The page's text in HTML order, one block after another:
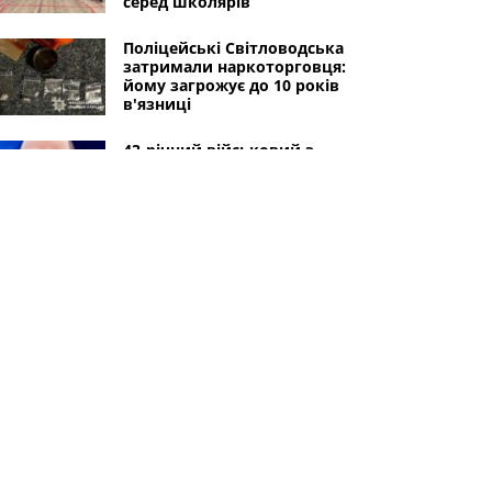
Поліцейські Світловодська
затримали наркоторговця:
йому загрожує до 10 років
в'язниці
43-річний військовий з